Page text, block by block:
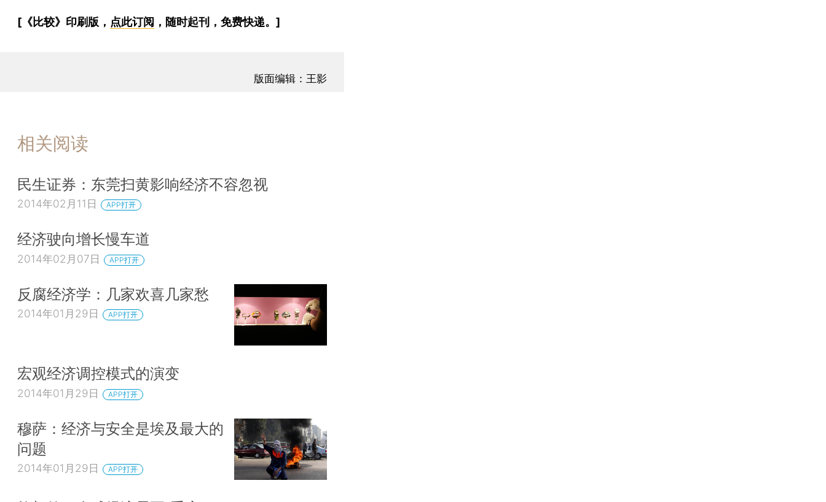
[《比较》印刷版， 点此订阅 ，随时起刊，免费快递。]
版面编辑：王影
相关阅读
民生证券：东莞扫黄影响经济不容忽视
2014年02月11日 APP打开
经济驶向增长慢车道
2014年02月07日 APP打开
反腐经济学：几家欢喜几家愁
2014年01月29日 APP打开
宏观经济调控模式的演变
2014年01月29日 APP打开
穆萨：经济与安全是埃及最大的
问题
2014年01月29日 APP打开